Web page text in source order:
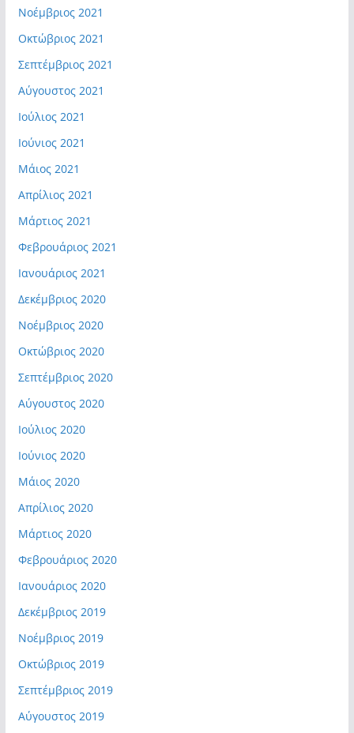
Νοέμβριος 2021
Οκτώβριος 2021
Σεπτέμβριος 2021
Αύγουστος 2021
Ιούλιος 2021
Ιούνιος 2021
Μάιος 2021
Απρίλιος 2021
Μάρτιος 2021
Φεβρουάριος 2021
Ιανουάριος 2021
Δεκέμβριος 2020
Νοέμβριος 2020
Οκτώβριος 2020
Σεπτέμβριος 2020
Αύγουστος 2020
Ιούλιος 2020
Ιούνιος 2020
Μάιος 2020
Απρίλιος 2020
Μάρτιος 2020
Φεβρουάριος 2020
Ιανουάριος 2020
Δεκέμβριος 2019
Νοέμβριος 2019
Οκτώβριος 2019
Σεπτέμβριος 2019
Αύγουστος 2019